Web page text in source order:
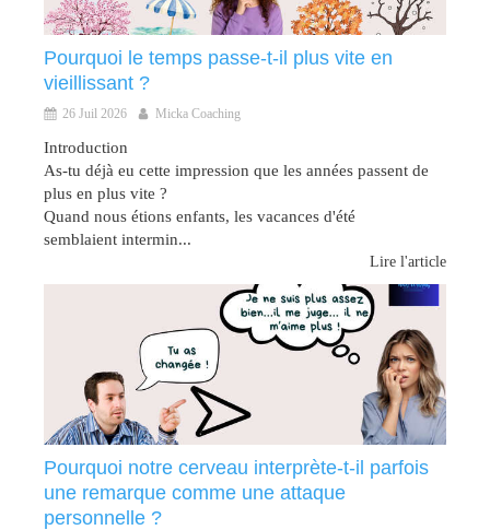
Pourquoi le temps passe-t-il plus vite en
vieillissant ?
26 Juil 2026 Micka Coaching
Introduction
As-tu déjà eu cette impression que les années passent de
plus en plus vite ?
Quand nous étions enfants, les vacances d'été
semblaient intermin...
Lire l'article
Pourquoi notre cerveau interprète-t-il parfois
une remarque comme une attaque
personnelle ?